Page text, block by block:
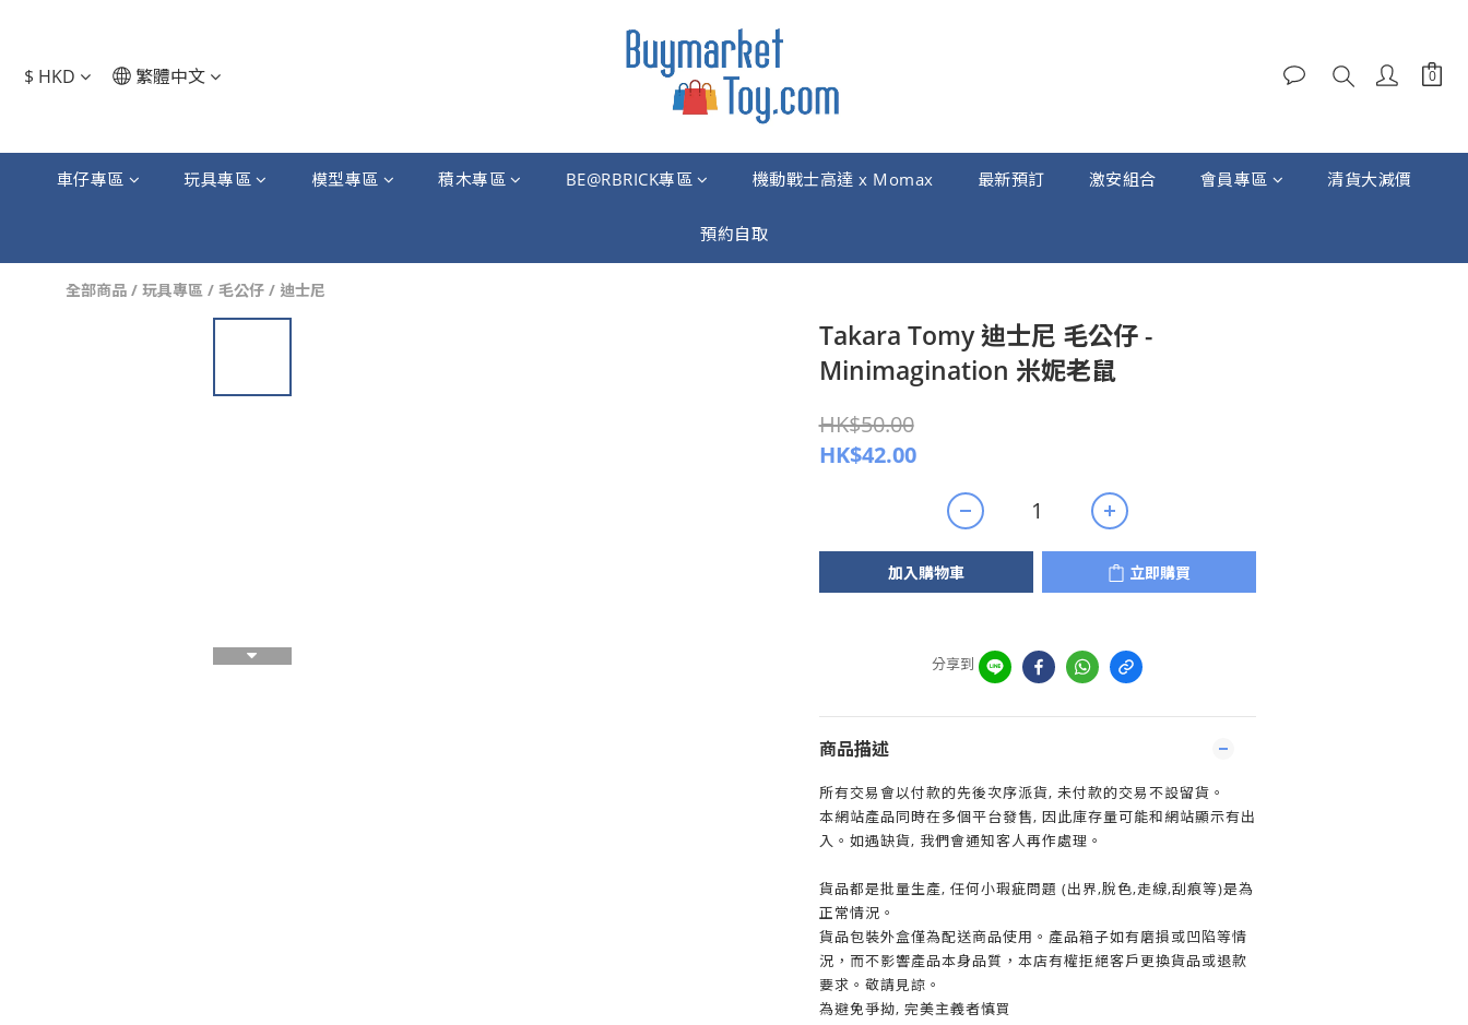
$ HKD 繁體中文
車仔專區 玩具專區 模型專區 積木專區 BE@RBRICK專區 機動戰士高達 x Momax 最新預訂 激安組合 會員專區 清貨大減價
預約自取
全部商品 / 玩具專區 / 毛公仔 / 迪士尼
Takara Tomy 迪士尼 毛公仔 -
Minimagination 米妮老鼠
HK$50.00
HK$42.00
加入購物車 立即購買
分享到
商品描述
所有交易會以付款的先後次序派貨, 未付款的交易不設留貨。
本網站產品同時在多個平台發售, 因此庫存量可能和網站顯示有出
入。如遇缺貨, 我們會通知客人再作處理。
貨品都是批量生產, 任何小瑕疵問題 (出界,脫色,走線,刮痕等)是為
正常情況。
貨品包裝外盒僅為配送商品使用。產品箱子如有磨損或凹陷等情
況，而不影響產品本身品質，本店有權拒絕客戶更換貨品或退款
要求。敬請見諒。
為避免爭拗, 完美主義者慎買